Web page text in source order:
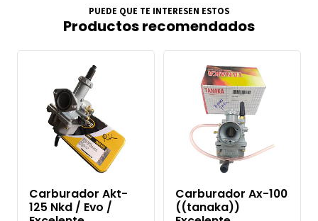
PUEDE QUE TE INTERESEN ESTOS
Productos recomendados
Carburador Akt-
125 Nkd / Evo /
Carburador Ax-100
((tanaka))